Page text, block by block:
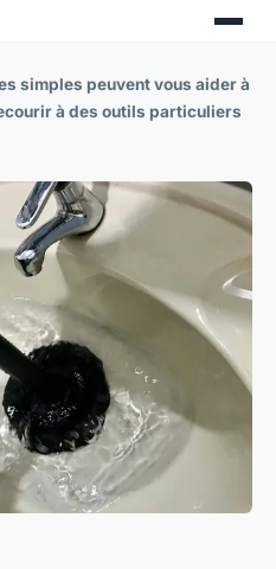
simples peuvent vous aider à
à des outils particuliers